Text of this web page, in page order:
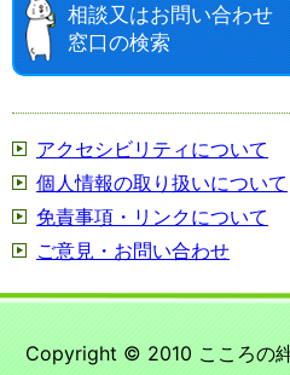
相談又はお問い合わせ
窓口の検索
アクセシビリティについて
個人情報の取り扱いについて
免責事項・リンクについて
ご意見・お問い合わせ
Copyright © 2010 こころの